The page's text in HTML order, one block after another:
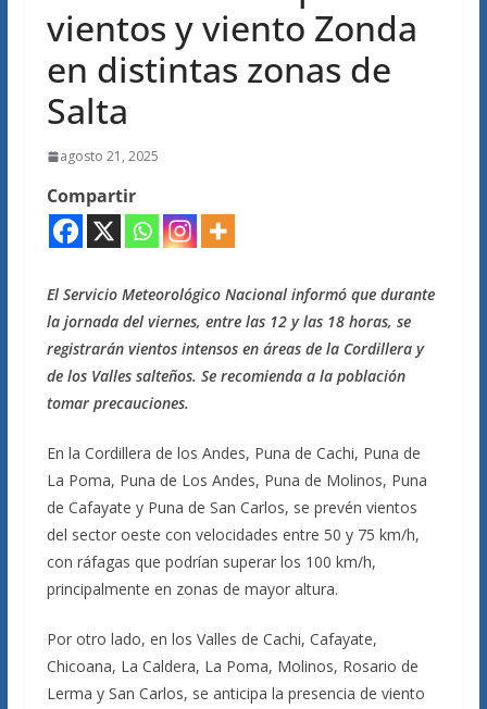
vientos y viento Zonda
en distintas zonas de
Salta
agosto 21, 2025
Compartir
El Servicio Meteorológico Nacional informó que durante
la jornada del viernes, entre las 12 y las 18 horas, se
registrarán vientos intensos en áreas de la Cordillera y
de los Valles salteños. Se recomienda a la población
tomar precauciones.
En la Cordillera de los Andes, Puna de Cachi, Puna de
La Poma, Puna de Los Andes, Puna de Molinos, Puna
de Cafayate y Puna de San Carlos, se prevén vientos
del sector oeste con velocidades entre 50 y 75 km/h,
con ráfagas que podrían superar los 100 km/h,
principalmente en zonas de mayor altura.
Por otro lado, en los Valles de Cachi, Cafayate,
Chicoana, La Caldera, La Poma, Molinos, Rosario de
Lerma y San Carlos, se anticipa la presencia de viento